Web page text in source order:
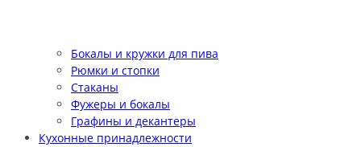
Бокалы и кружки для пива
Рюмки и стопки
Стаканы
Фужеры и бокалы
Графины и декантеры
Кухонные принадлежности